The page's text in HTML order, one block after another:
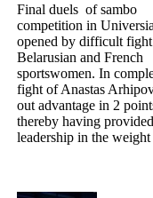
Final duels of sambo
competition in
opened by difficult
Belarusian and French
sportswomen. In
fight of Anastas
out advantage in 2
thereby having
leadership in the